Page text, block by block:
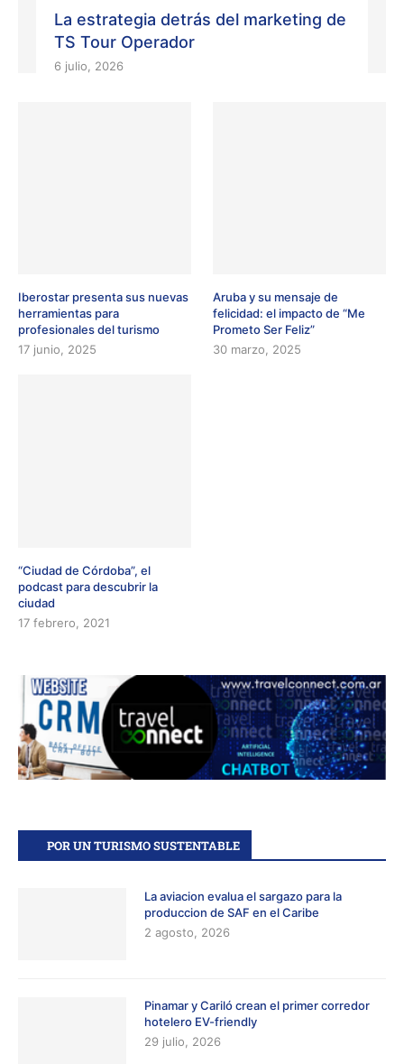
La estrategia detrás del marketing de
TS Tour Operador
6 julio, 2026
Iberostar presenta sus nuevas
herramientas para
profesionales del turismo
17 junio, 2025
Aruba y su mensaje de
felicidad: el impacto de “Me
Prometo Ser Feliz”
30 marzo, 2025
“Ciudad de Córdoba”, el
podcast para descubrir la
ciudad
17 febrero, 2021
POR UN TURISMO SUSTENTABLE
La aviacion evalua el sargazo para la
produccion de SAF en el Caribe
2 agosto, 2026
Pinamar y Cariló crean el primer corredor
hotelero EV-friendly
29 julio, 2026